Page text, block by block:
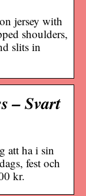
jersey with
shoulders,
slits in
– Svart
att ha i sin
fest och
kr.